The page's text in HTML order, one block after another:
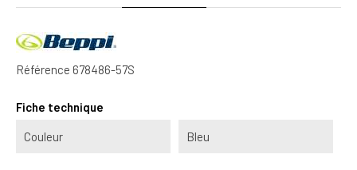
Référence 678486-57S
Fiche technique
Couleur Bleu